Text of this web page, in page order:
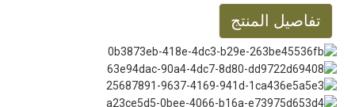
تفاصيل المنتج